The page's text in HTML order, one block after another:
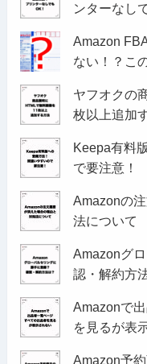
ンターなし
Amazon
ない！？こ
ヤフオクの
枚以上追加
Keepa有料
で要注意！
Amazonの
法について
Amazonグ
認・解約方
Amazonで
を見るが表
Amazon予